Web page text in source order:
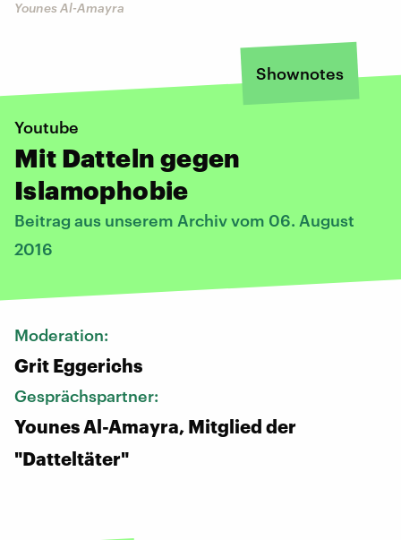
Younes Al-Amayra
Shownotes
Youtube
Mit Datteln gegen
Islamophobie
Beitrag aus unserem Archiv vom 06. August
2016
Moderation:
Grit Eggerichs
Gesprächspartner:
Younes Al-Amayra, Mitglied der
"Datteltäter"